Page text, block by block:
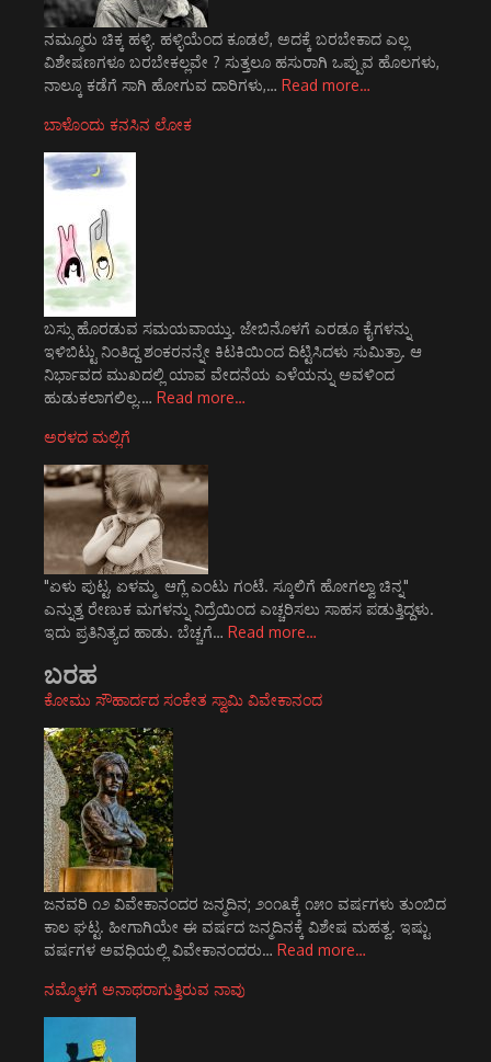
ನಮ್ಮೂರು ಚಿಕ್ಕ ಹಳ್ಳಿ. ಹಳ್ಳಿಯೆಂದ ಕೂಡಲೆ, ಅದಕ್ಕೆ ಬರಬೇಕಾದ ಎಲ್ಲ
ವಿಶೇಷಣಗಳೂ ಬರಬೇಕಲ್ಲವೇ ? ಸುತ್ತಲೂ ಹಸುರಾಗಿ ಒಪ್ಪುವ ಹೊಲಗಳು,
ನಾಲ್ಕೂ ಕಡೆಗೆ ಸಾಗಿ ಹೋಗುವ ದಾರಿಗಳು,… Read more…
ಬಾಳೊಂದು ಕನಸಿನ ಲೋಕ
ಬಸ್ಸು ಹೊರಡುವ ಸಮಯವಾಯ್ತು. ಜೇಬಿನೊಳಗೆ ಎರಡೂ ಕೈಗಳನ್ನು
ಇಳಿಬಿಟ್ಟು ನಿಂತಿದ್ದ ಶಂಕರನನ್ನೇ ಕಿಟಕಿಯಿಂದ ದಿಟ್ಟಿಸಿದಳು ಸುಮಿತ್ರಾ. ಆ
ನಿರ್ಭಾವದ ಮುಖದಲ್ಲಿ ಯಾವ ವೇದನೆಯ ಎಳೆಯನ್ನು ಅವಳಿಂದ
ಹುಡುಕಲಾಗಲಿಲ್ಲ.… Read more…
ಅರಳದ ಮಲ್ಲಿಗೆ
"ಏಳು ಪುಟ್ಟ, ಏಳಮ್ಮ ಆಗ್ಲೆ ಎಂಟು ಗಂಟೆ. ಸ್ಕೂಲಿಗೆ ಹೋಗಲ್ವಾ ಚಿನ್ನ"
ಎನ್ನುತ್ತ ರೇಣುಕ ಮಗಳನ್ನು ನಿದ್ರೆಯಿಂದ ಎಚ್ಚರಿಸಲು ಸಾಹಸ ಪಡುತ್ತಿದ್ದಳು.
ಇದು ಪ್ರತಿನಿತ್ಯದ ಹಾಡು. ಬೆಚ್ಚಗೆ… Read more…
ಬರಹ
ಕೋಮು ಸೌಹಾರ್ದದ ಸಂಕೇತ ಸ್ವಾಮಿ ವಿವೇಕಾನಂದ
ಜನವರಿ ೧೨ ವಿವೇಕಾನಂದರ ಜನ್ಮದಿನ; ೨೦೧೩ಕ್ಕೆ ೧೫೦ ವರ್ಷಗಳು ತುಂಬಿದ
ಕಾಲ ಘಟ್ಟ. ಹೀಗಾಗಿಯೇ ಈ ವರ್ಷದ ಜನ್ಮದಿನಕ್ಕೆ ವಿಶೇಷ ಮಹತ್ವ. ಇಷ್ಟು
ವರ್ಷಗಳ ಅವಧಿಯಲ್ಲಿ ವಿವೇಕಾನಂದರು… Read more…
ನಮ್ಮೊಳಗೆ ಅನಾಥರಾಗುತ್ತಿರುವ ನಾವು